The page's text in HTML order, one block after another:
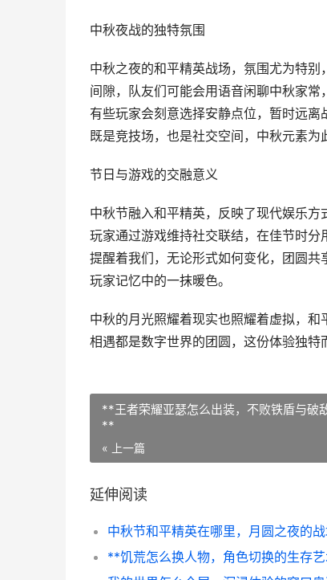
中秋夜战的独特氛围
中秋之夜的和平精英战场，氛围尤为特
间隙，队友们可能会用语音闲聊中秋家
有些玩家会刻意选择安静点位，暂时远离
既是竞技场，也是社交空间，中秋元素为
节日与游戏的交融意义
中秋节融入和平精英，反映了现代娱乐方
玩家通过游戏维持社交联结，在佳节时
提醒着我们，无论形式如何变化，团圆
玩家记忆中的一抹暖色。
中秋的月光照耀着现实也照耀着虚拟，
相遇都是数字世界的团圆，这份体验独特
**王者荣耀亚瑟怎么出装，不败铁盾与破
**
« 上一篇
延伸阅读
**饥荒怎么换人物，角色切换的生存